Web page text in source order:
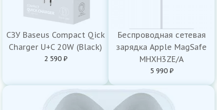
СЗУ Baseus Compact Qick
Charger U+C 20W (Black)
2 590 ₽
Беспроводная сетевая
зарядка Apple MagSafe
MHXH3ZE/A
5 990 ₽